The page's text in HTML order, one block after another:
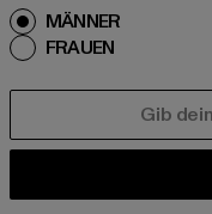
MÄNNER
FRAUEN